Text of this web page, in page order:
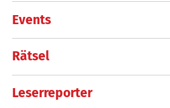
Events
Rätsel
Leserreporter